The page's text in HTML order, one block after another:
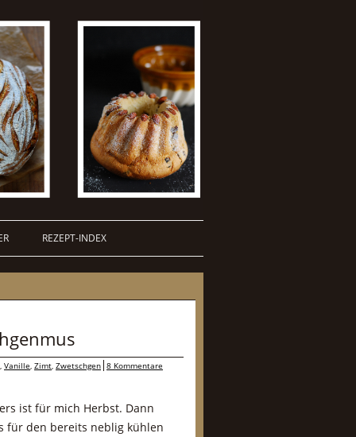
REZEPT-INDEX
, Vanille, Zimt, Zwetschgen 8 Kommentare
ist für mich Herbst. Dann
für den bereits neblig kühlen